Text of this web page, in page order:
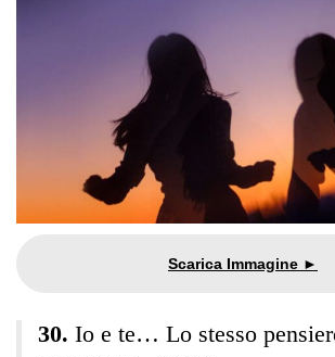
Io e te… Lo stesso